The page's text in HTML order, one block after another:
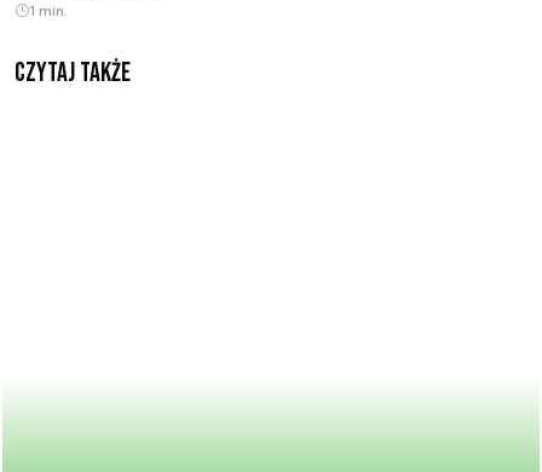
1 min.
Czytaj także